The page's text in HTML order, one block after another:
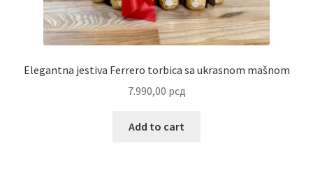
Elegantna jestiva Ferrero torbica sa ukrasnom mašnom
7.990,00 рсд
Add to cart